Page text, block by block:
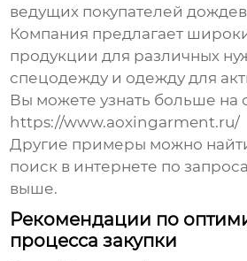
ведущих покупателей
Компания предлагает
продукции для различных
спецодежду и одежду для
Вы можете узнать больше на
https://www.aoxingarment.ru/
Другие примеры можно
поиск в интернете по
выше.
Рекомендации по
процесса закупки